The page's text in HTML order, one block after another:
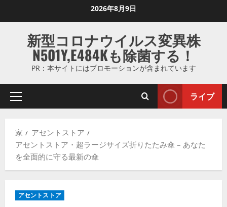
ス
ッ
2026年8月9日
新型コロナウイルス変異株
N501Y,E484Kも除菌する！
PR：本サイトにはプロモーションが含まれています
プ
マ
リ
メ
ー
ライブ
家
アセントストア
アセントストア・超ラージサイズ折りたたみ傘 – あなた
を全面的に守る最新の傘
アセントストア